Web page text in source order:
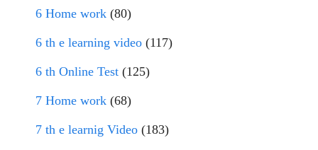
6 Home work (80)
6 th e learning video (117)
6 th Online Test (125)
7 Home work (68)
7 th e learnig Video (183)